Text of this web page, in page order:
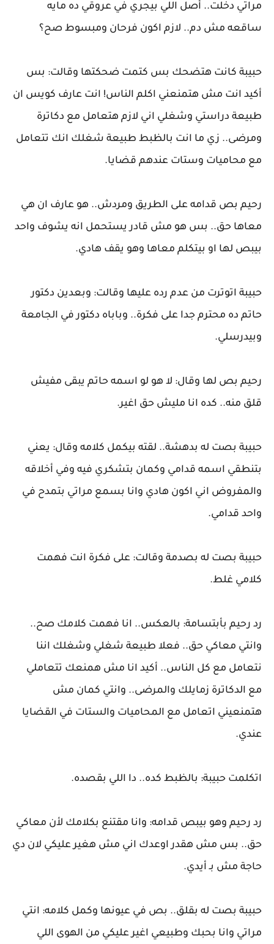
مراتي دخلت.. أصل اللي بيجري في عروقي ده مايه
ساقعه مش دم.. لازم اكون فرحان ومبسوط صح؟
حبيبة كانت هتضحك بس كتمت ضحكتها وقالت: بس
أكيد انت مش هتمنعني اكلم الناس! انت عارف كويس ان
طبيعة دراستي وشغلي اني لازم هتعامل مع دكاترة
ومرضى.. زي ما انت بالظبط طبيعة شغلك انك تتعامل
مع محاميات وستات عندهم قضايا.
رحيم بص قدامه على الطريق ومردش.. هو عارف ان هي
معاها حق.. بس هو مش قادر يستحمل انه يشوف واحد
بيبص لها او بيتكلم معاها وهو يقف هادي.
حبيبة اتوترت من عدم رده عليها وقالت: وبعدين دكتور
حاتم ده محترم جدا على فكرة.. وباباه دكتور في الجامعة
وبيدرسلي.
رحيم بص لها وقال: لا هو لو اسمه حاتم يبقى مفيش
قلق منه.. كده انا مليش حق اغير.
حبيبة بصت له بدهشة.. لقته بيكمل كلامه وقال: يعني
بتنطقي اسمه قدامي وكمان بتشكري فيه وفي أخلاقه
والمفروض اني اكون هادي وانا بسمع مراتي بتمدح في
واحد قدامي.
حبيبة بصت له بصدمة وقالت: على فكرة انت فهمت
كلامي غلط.
رد رحيم بأبتسامة: بالعكس.. انا فهمت كلامك صح..
وانتي معاكي حق.. فعلا طبيعة شغلي وشغلك اننا
نتعامل مع كل الناس.. أكيد انا مش همنعك تتعاملي
مع الدكاترة زمايلك والمرضى.. وانتي كمان مش
هتمنعيني اتعامل مع المحاميات والستات في القضايا
عندي.
اتكلمت حبيبة: بالظبط كده.. دا اللي بقصده.
رد رحيم وهو بيبص قدامه: وانا مقتنع بكلامك لأن معاكي
حق.. بس مش هقدر اوعدك اني مش هغير عليكي لان دي
حاجة مش بـ أيدي.
حبيبة بصت له بقلق.. بص في عيونها وكمل كلامه: انتي
مراتي وانا بحبك وطبيعي اغير عليكي من الهوى اللي